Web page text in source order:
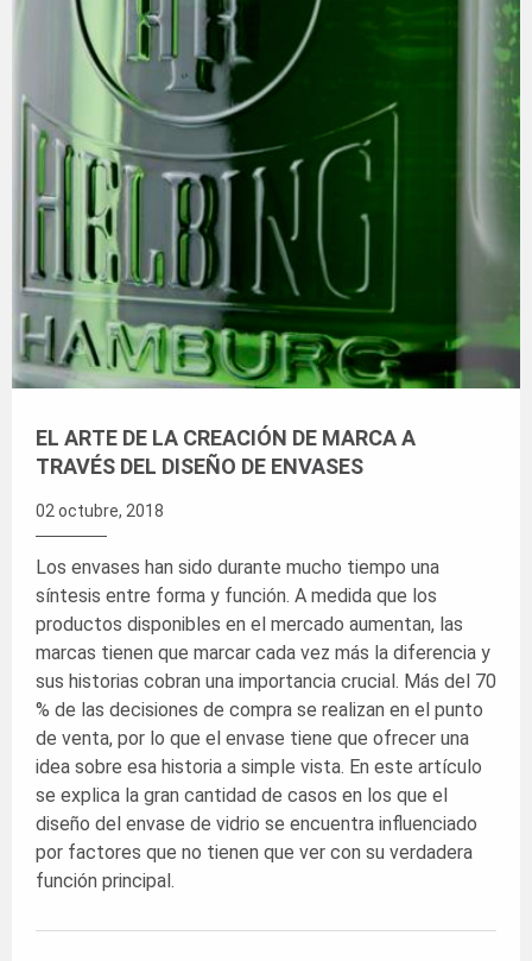
EL ARTE DE LA CREACIÓN DE MARCA A
TRAVÉS DEL DISEÑO DE ENVASES
02 octubre, 2018
Los envases han sido durante mucho tiempo una
síntesis entre forma y función. A medida que los
productos disponibles en el mercado aumentan, las
marcas tienen que marcar cada vez más la diferencia y
sus historias cobran una importancia crucial. Más del 70
% de las decisiones de compra se realizan en el punto
de venta, por lo que el envase tiene que ofrecer una
idea sobre esa historia a simple vista. En este artículo
se explica la gran cantidad de casos en los que el
diseño del envase de vidrio se encuentra influenciado
por factores que no tienen que ver con su verdadera
función principal.